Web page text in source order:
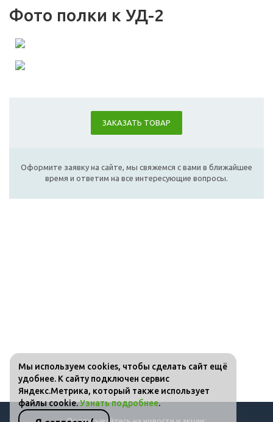
Фото полки к УД-2
ЗАКАЗАТЬ ТОВАР
Оформите заявку на сайте, мы свяжемся с вами в ближайшее
время и ответим на все интересующие вопросы.
Мы используем cookies, чтобы сделать сайт ещё
удобнее. К сайту подключен сервис
Яндекс.Метрика, который также использует
файлы cookie.Узнать подробнее.